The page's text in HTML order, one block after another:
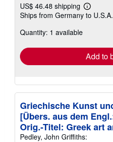
US$ 46.48 shipping
Learn
more
Ships from Germany to U.S.A.
Quantity: 1 available
Add to
Griechische Kunst
[Übers. aus dem
Orig.-Titel: Greek art
Pedley, John Griffiths: